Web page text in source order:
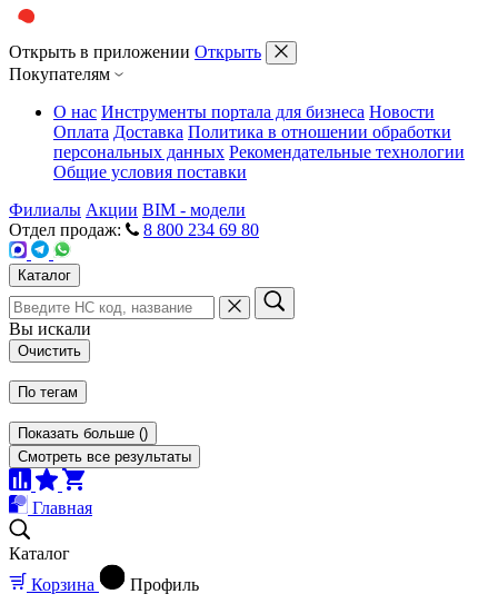
Открыть в приложении Открыть
Покупателям
О нас Инструменты портала для бизнеса Новости
Оплата Доставка Политика в отношении обработки
персональных данных Рекомендательные технологии
Общие условия поставки
Филиалы Акции BIM - модели
Отдел продаж:
8 800 234 69 80
Каталог
Вы искали
Очистить
По тегам
Показать больше ()
Смотреть все результаты
Главная
Каталог
Корзина
Профиль